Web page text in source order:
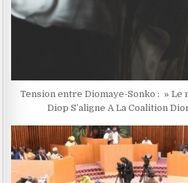
Tension entre Diomaye-Sonko : » Le
Diop S’aligne A La Coalition